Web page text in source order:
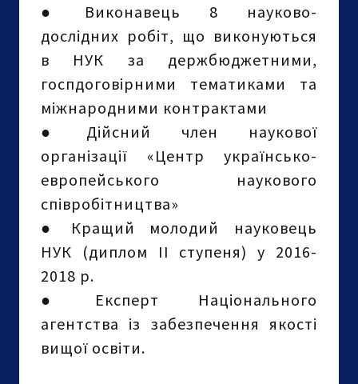
● Виконавець 8 науково-
дослідних робіт, що виконуються
в НУК за держбюджетними,
госпдоговірними тематиками та
міжнародними контрактами
● Дійсний член наукової
організації «Центр українсько-
европейського наукового
співробітництва»
● Кращий молодий науковець
НУК (диплом ІІ ступеня) у 2016-
2018 р.
● Експерт Національного
агентства із забезпечення якості
вищої освіти.